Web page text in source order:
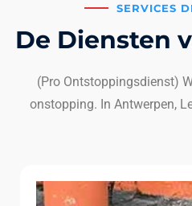
SERVICES
De Diensten
(Pro Ontstoppingsdienst)
onstopping. In Antwerpen,